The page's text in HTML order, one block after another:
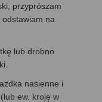
przyprószam
na
lub drobno
nasienne i
ew. kroję w